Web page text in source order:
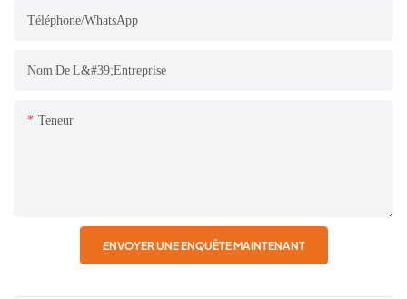
Téléphone/WhatsApp
Nom De L&#39;entreprise
Teneur
ENVOYER UNE ENQUÊTE MAINTENANT